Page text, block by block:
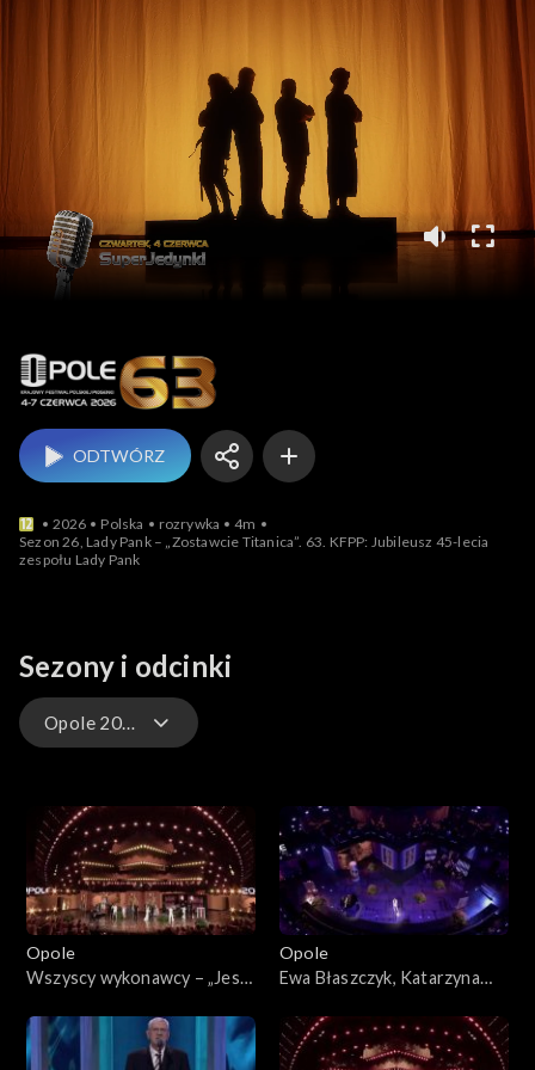
ODTWÓRZ
2026 Polska rozrywka
4m
Sezon 26, Lady Pank – „Zostawcie Titanica”. 63. KFPP: Jubileusz 45-lecia
zespołu Lady Pank
Sezony i odcinki
Opole 2026 – występy
Opole 2026 – występy
Opole 2025
Opole 2024
Opole
Wszyscy wykonawcy – „Jest
mnie już nie będzie...”.
Koncert w hołdzie Magdzie
Opole
Ewa Błaszczyk, Katarzyna
„Kiedy mnie już nie będzie”.
63. KFPP: „Kiedy mnie już nie